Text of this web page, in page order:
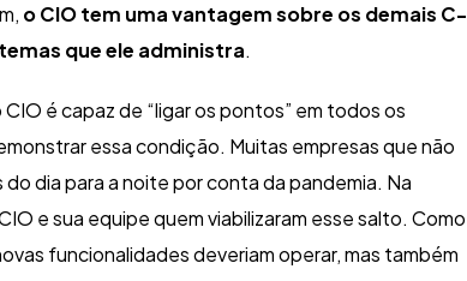
o CIO tem uma vantagem sobre os demais C-
que ele administra.
é capaz de “ligar os pontos” em todos os
essa condição. Muitas empresas que não
dia para a noite por conta da pandemia. Na
e sua equipe quem viabilizaram esse salto. Como
funcionalidades deveriam operar, mas também